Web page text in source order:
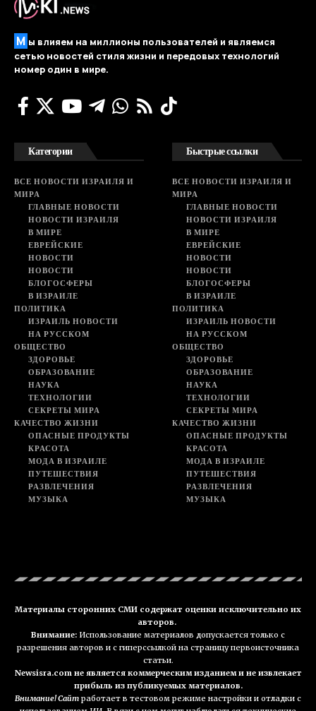
М ы влияем на миллионы пользователей и являемся
сетью новостей стиля жизни и передовых технологий
номер один в мире.
Категории
ВСЕ НОВОСТИ ИЗРАИЛЯ И
МИРА
ГЛАВНЫЕ НОВОСТИ
НОВОСТИ ИЗРАИЛЯ
В МИРЕ
ЕВРЕЙСКИЕ
НОВОСТИ
НОВОСТИ
БЛОГОСФЕРЫ
В ИЗРАИЛЕ
ПОЛИТИКА
ИЗРАИЛЬ НОВОСТИ
НА РУССКОМ
ОБЩЕСТВО
ЗДОРОВЬЕ
ОБРАЗОВАНИЕ
НАУКА
ТЕХНОЛОГИИ
СЕКРЕТЫ МИРА
КАЧЕСТВО ЖИЗНИ
ОПАСНЫЕ ПРОДУКТЫ
КРАСОТА
МОДА В ИЗРАИЛЕ
ПУТЕШЕСТВИЯ
РАЗВЛЕЧЕНИЯ
МУЗЫКА
Быстрые ссылки
ВСЕ НОВОСТИ ИЗРАИЛЯ И
МИРА
ГЛАВНЫЕ НОВОСТИ
НОВОСТИ ИЗРАИЛЯ
В МИРЕ
ЕВРЕЙСКИЕ
НОВОСТИ
НОВОСТИ
БЛОГОСФЕРЫ
В ИЗРАИЛЕ
ПОЛИТИКА
ИЗРАИЛЬ НОВОСТИ
НА РУССКОМ
ОБЩЕСТВО
ЗДОРОВЬЕ
ОБРАЗОВАНИЕ
НАУКА
ТЕХНОЛОГИИ
СЕКРЕТЫ МИРА
КАЧЕСТВО ЖИЗНИ
ОПАСНЫЕ ПРОДУКТЫ
КРАСОТА
МОДА В ИЗРАИЛЕ
ПУТЕШЕСТВИЯ
РАЗВЛЕЧЕНИЯ
МУЗЫКА
Материалы сторонних СМИ содержат оценки исключительно их
авторов.
Внимание: Использование материалов допускается только с
разрешения авторов и с гиперссылкой на страницу первоисточника
статьи.
Newsisra.com не является коммерческим изданием и не извлекает
прибыль из публикуемых материалов.
Внимание! Сайт работает в тестовом режиме настройки и отладки с